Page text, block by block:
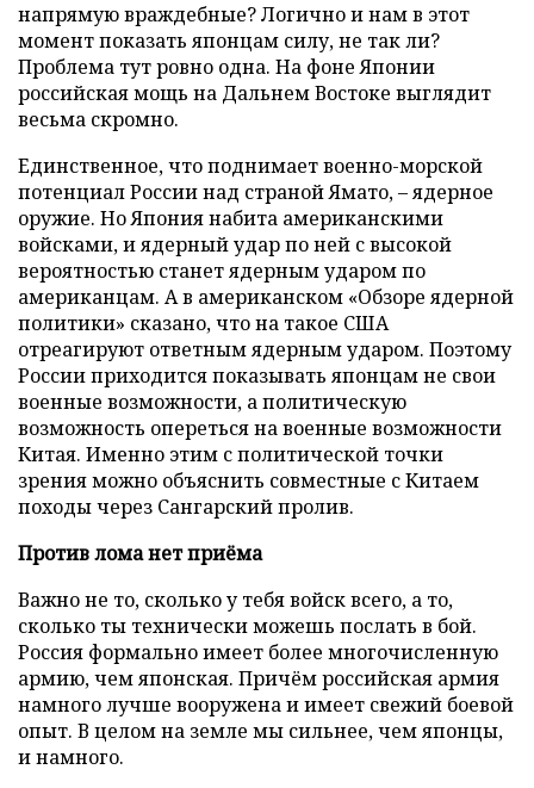
напрямую враждебные? Логично и нам в этот
момент показать японцам силу, не так ли?
Проблема тут ровно одна. На фоне Японии
российская мощь на Дальнем Востоке выглядит
весьма скромно.
Единственное, что поднимает военно-морской
потенциал России над страной Ямато, – ядерное
оружие. Но Япония набита американскими
войсками, и ядерный удар по ней с высокой
вероятностью станет ядерным ударом по
американцам. А в американском «Обзоре ядерной
политики» сказано, что на такое США
отреагируют ответным ядерным ударом. Поэтому
России приходится показывать японцам не свои
военные возможности, а политическую
возможность опереться на военные возможности
Китая. Именно этим с политической точки
зрения можно объяснить совместные с Китаем
походы через Сангарский пролив.
Против лома нет приёма
Важно не то, сколько у тебя войск всего, а то,
сколько ты технически можешь послать в бой.
Россия формально имеет более многочисленную
армию, чем японская. Причём российская армия
намного лучше вооружена и имеет свежий боевой
опыт. В целом на земле мы сильнее, чем японцы,
и намного.